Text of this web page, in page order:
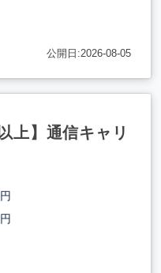
公開日:2026-08-05
上】通信キャリ